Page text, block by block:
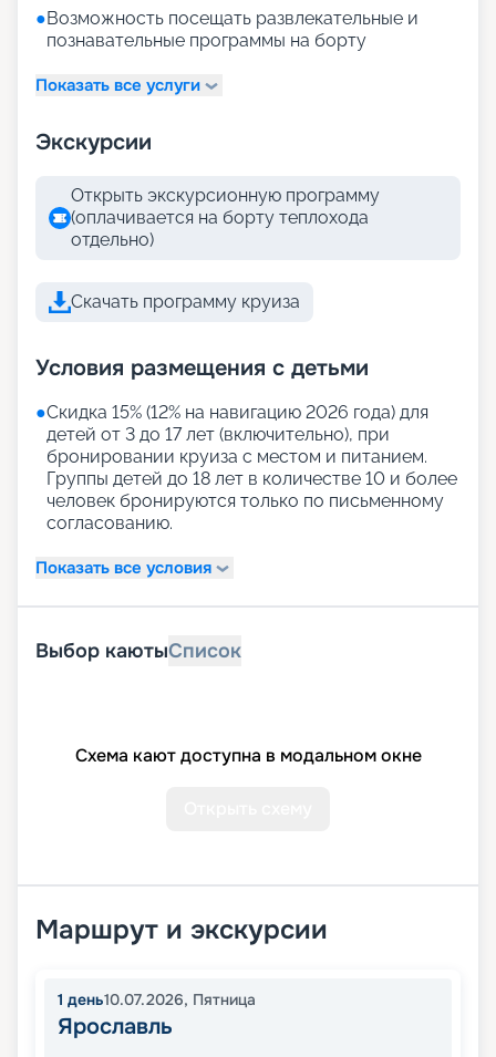
●Возможность посещать развлекательные и
познавательные программы на борту
Показать все услуги
Экскурсии
Открыть экскурсионную программу
(оплачивается на борту теплохода
отдельно)
Скачать программу круиза
Условия размещения с детьми
●Скидка 15% (12% на навигацию 2026 года) для
детей от 3 до 17 лет (включительно), при
бронировании круиза с местом и питанием.
Группы детей до 18 лет в количестве 10 и более
человек бронируются только по письменному
согласованию.
Показать все условия
Выбор каютыСписок
Схема кают доступна в модальном окне
Маршрут и экскурсии
1 день10.07.2026, Пятница
Ярославль